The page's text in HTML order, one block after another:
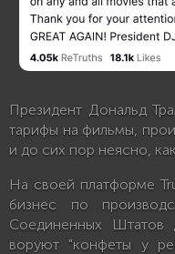
Президент Дональд
тарифы на фильмы,
и до сих пор неясно,
На своей платформе
бизнес по
Соединенных Штатов
воруют "конфеты у